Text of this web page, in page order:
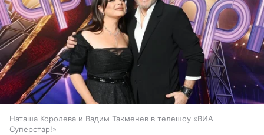
Наташа Королева и Вадим Такменев в телешоу «ВИА
Суперстар!»